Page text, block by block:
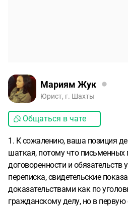
Мариям Жук
Юрист, г. Шахты
Общаться в чате
1. К сожалению, ваша позиция
шаткая, потому что письменных
договоренности и обязательств
переписка, свидетельские
доказательствами как по
гражданскому делу, но в